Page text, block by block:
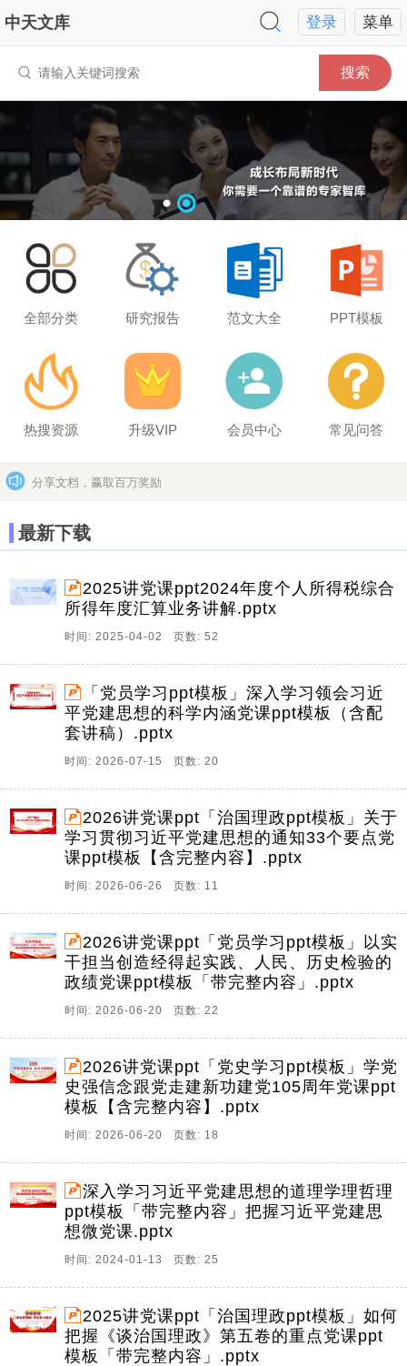
菜单
登录
中天文库
搜索
全部分类 研究报告 范文大全 PPT模板
热搜资源 升级VIP 会员中心 常见问答
分享文档，赢取百万奖励
最新下载
2025讲党课ppt2024年度个人所得税综合
所得年度汇算业务讲解.pptx
时间: 2025-04-02 页数: 52
「党员学习ppt模板」深入学习领会习近
平党建思想的科学内涵党课ppt模板（含配
套讲稿）.pptx
时间: 2026-07-15 页数: 20
2026讲党课ppt「治国理政ppt模板」关于
学习贯彻习近平党建思想的通知33个要点党
课ppt模板【含完整内容】.pptx
时间: 2026-06-26 页数: 11
2026讲党课ppt「党员学习ppt模板」以实
干担当创造经得起实践、人民、历史检验的
政绩党课ppt模板「带完整内容」.pptx
时间: 2026-06-20 页数: 22
2026讲党课ppt「党史学习ppt模板」学党
史强信念跟党走建新功建党105周年党课ppt
模板【含完整内容】.pptx
时间: 2026-06-20 页数: 18
深入学习习近平党建思想的道理学理哲理
ppt模板「带完整内容」把握习近平党建思
想微党课.pptx
时间: 2024-01-13 页数: 25
2025讲党课ppt「治国理政ppt模板」如何
把握《谈治国理政》第五卷的重点党课ppt
模板「带完整内容」.pptx